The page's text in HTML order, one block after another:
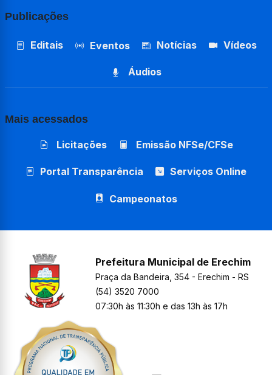
Publicações
Editais Eventos Notícias Vídeos
Áudios
Mais acessados
Licitações Emissão NFSe/CFSe
Portal Transparência Serviços Online
Campeonatos
Prefeitura Municipal de Erechim
Praça da Bandeira, 354 - Erechim - RS
(54) 3520 7000
07:30h às 11:30h e das 13h às 17h